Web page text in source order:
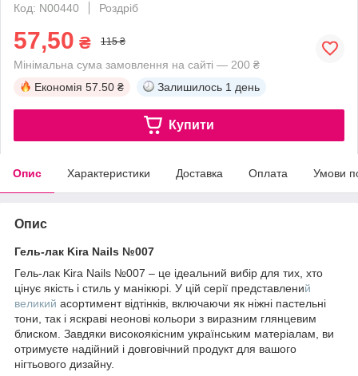
Код: N00440
Роздріб
57,50 ₴ 115 ₴
Мінімальна сума замовлення на сайті — 200 ₴
Економія 57.50 ₴ Залишилось 1 день
Купити
Опис Характеристики Доставка Оплата Умови
Опис
Гель-лак Kira Nails №007
Гель-лак Kira Nails №007 – це ідеальний вибір для тих, хто
цінує якість і стиль у манікюрі. У цій серії представлений
великий асортимент відтінків, включаючи як ніжні пастельні
тони, так і яскраві неонові кольори з виразним глянцевим
блиском. Завдяки високоякісним українським матеріалам, ви
отримуєте надійний і довговічний продукт для вашого
нігтьового дизайну.